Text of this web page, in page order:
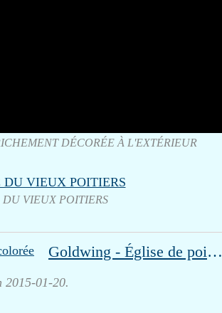
DÉCORÉE À L'EXTÉRIEUR
DU VIEUX POITIERS
Goldwing - Église de poitiers colorée
2015-01-20.